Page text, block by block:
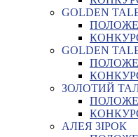
GOLDEN
GOLDEN
ЗОЛОТИЙ
АЛЕЯ ЗІРОК